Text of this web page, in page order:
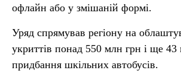
офлайн або у змішаній формі.
Уряд спрямував регіону на
укриттів понад 550 млн грн і ще
придбання шкільних автобусів.